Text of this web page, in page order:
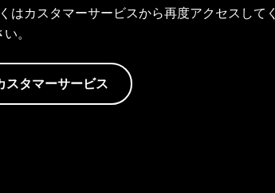
カスタマーサービスから再度アクセスしてく
。
スタマーサービス